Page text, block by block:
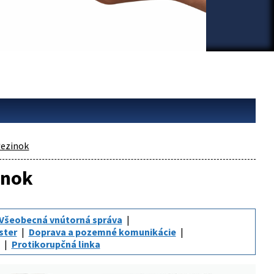
vnútorná správa
Doprava a pozemné komunikácie
Protikorupčná linka